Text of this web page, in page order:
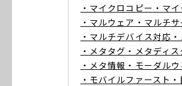
・マイクロコピー ・マ
・マルウェア ・マルチサ
・マルチデバイス対応
・メタタグ ・メタディ
・メタ情報 ・モーダル
・モバイルファースト